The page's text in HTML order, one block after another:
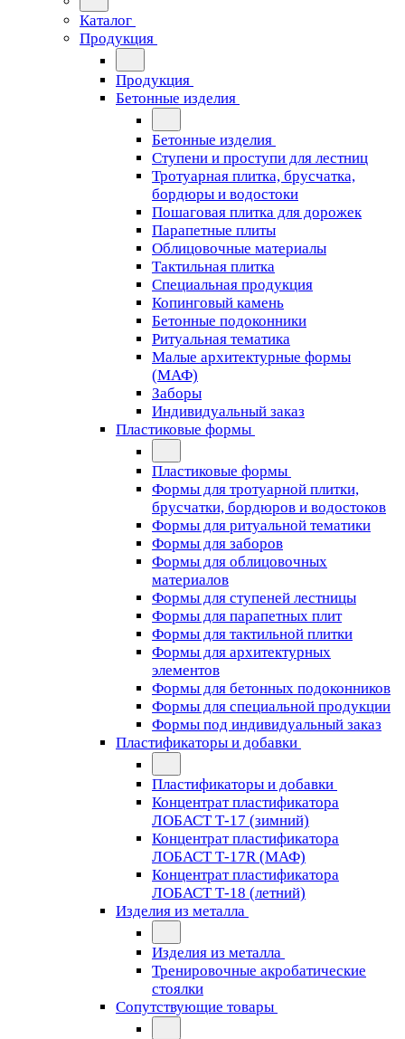
Каталог
Продукция
Продукция
Бетонные изделия
Бетонные изделия
Ступени и проступи для лестниц
Тротуарная плитка, брусчатка,
бордюры и водостоки
Пошаговая плитка для дорожек
Парапетные плиты
Облицовочные материалы
Тактильная плитка
Специальная продукция
Копинговый камень
Бетонные подоконники
Ритуальная тематика
Малые архитектурные формы
(МАФ)
Заборы
Индивидуальный заказ
Пластиковые формы
Пластиковые формы
Формы для тротуарной плитки,
брусчатки, бордюров и водостоков
Формы для ритуальной тематики
Формы для заборов
Формы для облицовочных
материалов
Формы для ступеней лестницы
Формы для парапетных плит
Формы для тактильной плитки
Формы для архитектурных
элементов
Формы для бетонных подоконников
Формы для специальной продукции
Формы под индивидуальный заказ
Пластификаторы и добавки
Пластификаторы и добавки
Концентрат пластификатора
ЛОБАСТ Т-17 (зимний)
Концентрат пластификатора
ЛОБАСТ Т-17R (МАФ)
Концентрат пластификатора
ЛОБАСТ Т-18 (летний)
Изделия из металла
Изделия из металла
Тренировочные акробатические
стоялки
Сопутствующие товары